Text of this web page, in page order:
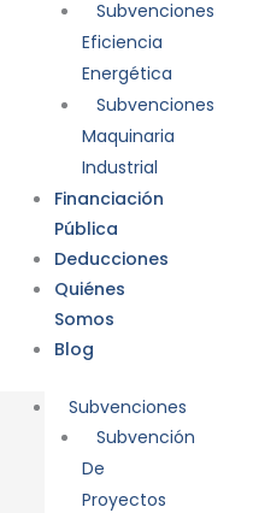
Subvenciones
Eficiencia
Energética
Subvenciones
Maquinaria
Industrial
Financiación
Pública
Deducciones
Quiénes
Somos
Blog
Subvenciones
Subvención
De
Proyectos